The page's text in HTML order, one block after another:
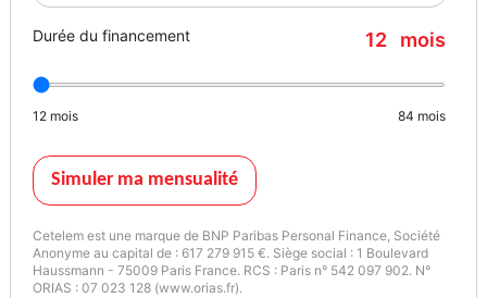
- Rétroviseur intérieur anti-éblouissement automatique
- Sièges chauffants
- Sièges sport
- Système de nettoyage des phares
- Système de sonorisation
- Traction avant
- Tuner/radio
Durée du financement 12 mois
12 mois 84 mois
Simuler ma mensualité
Cetelem est une marque de BNP Paribas Personal Finance, Société
Anonyme au capital de : 617 279 915 €. Siège social : 1 Boulevard
Haussmann - 75009 Paris France. RCS : Paris n° 542 097 902. N°
ORIAS : 07 023 128 (www.orias.fr).